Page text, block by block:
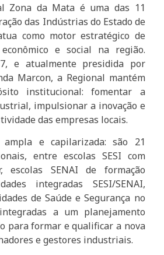
Zona da Mata é uma das 11
das Indústrias do Estado de
como motor estratégico de
econômico e social na região.
e atualmente presidida por
Marcon, a Regional mantém
institucional: fomentar a
impulsionar a inovação e
das empresas locais.
e capilarizada: são 21
entre escolas SESI com
escolas SENAI de formação
integradas SESI/SENAI,
de Saúde e Segurança no
a um planejamento
para formar e qualificar a nova
e gestores industriais.